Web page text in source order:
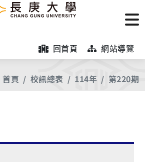
回首頁 網站導覽
首頁 校訊總表 114年 第220期